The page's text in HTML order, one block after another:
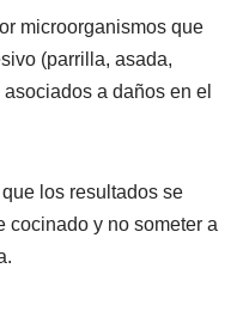
microorganismos que
(parrilla, asada,
a daños en el
los resultados se
cocinado y no someter a